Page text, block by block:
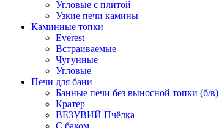
Угловые с плитой
Узкие печи камины
Каминные топки
Everest
Встраиваемые
Чугунные
Угловые
Печи для бани
Банные печи без выносной топки (б/в)
Кратер
ВЕЗУВИЙ Пчёлка
С баком